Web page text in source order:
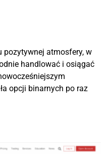
pozytywnej atmosfery, w
handlować i osiągać
opcji binarnych po raz